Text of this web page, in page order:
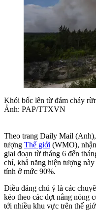
Khói bốc lên từ đám cháy
Ảnh: PAP/TTXVN
Theo trang Daily Mail
tượng Thế giới (WMO),
giai đoạn từ tháng 6 đến
chí, khả năng hiện tượng
tính ở mức 90%.
Điều đáng chú ý là các
kéo theo các đợt nắng nóng
tới nhiều khu vực trên thế